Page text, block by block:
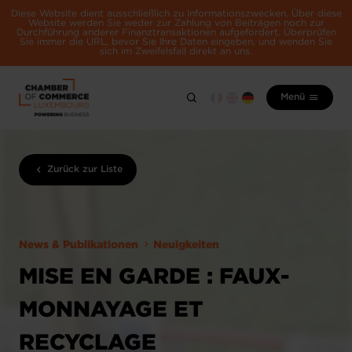
Diese Website dient ausschließlich zu Informationszwecken. Über diese
Website werden Sie weder zur Zahlung von Beiträgen noch zur
Durchführung anderer Finanztransaktionen aufgefordert. Überprüfen
Sie immer die URL, bevor Sie Ihre Daten eingeben, und wenden Sie
sich im Zweifelsfall direkt an uns.
Menü
Zurück zur Liste
News & Publikationen Neuigkeiten
MISE EN GARDE : FAUX-
MONNAYAGE ET
RECYCLAGE